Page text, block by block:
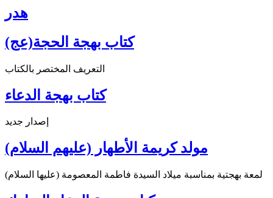
هدر
كتاب بهجة الحجة(عج)
التعريف المختصر بالكتاب
كتاب بهجة الدعاء
إصدار جديد
مولد كريمة الأطهار (عليهم السلام)
لمعة بهجتية بمناسبة ميلاد السيدة فاطمة المعصومة (عليها السلام)